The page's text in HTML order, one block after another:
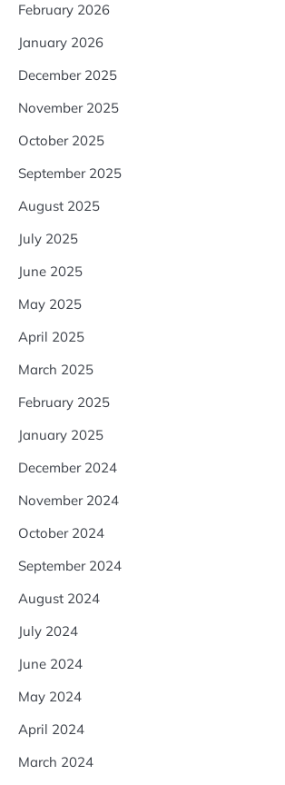
February 2026
January 2026
December 2025
November 2025
October 2025
September 2025
August 2025
July 2025
June 2025
May 2025
April 2025
March 2025
February 2025
January 2025
December 2024
November 2024
October 2024
September 2024
August 2024
July 2024
June 2024
May 2024
April 2024
March 2024